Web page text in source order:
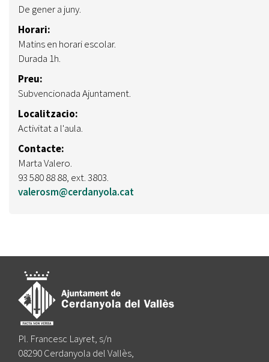
De gener a juny.
Horari:
Matins en horari escolar.
Durada 1h.
Preu:
Subvencionada Ajuntament.
Localitzacio:
Activitat a l'aula.
Contacte:
Marta Valero.
93 580 88 88, ext. 3803.
valerosm@cerdanyola.cat
Pl. Francesc Layret, s/n
08290 Cerdanyola del Vallès,